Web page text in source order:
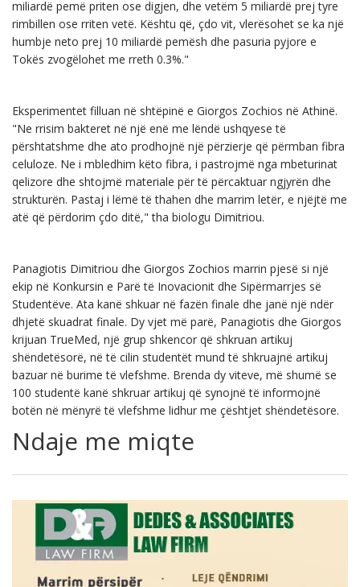
miliardë pemë priten ose digjen, dhe vetëm 5 miliardë prej tyre
rimbillen ose rriten vetë. Kështu që, çdo vit, vlerësohet se ka një
humbje neto prej 10 miliardë pemësh dhe pasuria pyjore e
Tokës zvogëlohet me rreth 0.3%."
Eksperimentet filluan në shtëpinë e Giorgos Zochios në Athinë.
"Ne rrisim bakteret në një enë me lëndë ushqyese të
përshtatshme dhe ato prodhojnë një përzierje që përmban fibra
celuloze. Ne i mbledhim këto fibra, i pastrojmë nga mbeturinat
qelizore dhe shtojmë materiale për të përcaktuar ngjyrën dhe
strukturën. Pastaj i lëmë të thahen dhe marrim letër, e njëjtë me
atë që përdorim çdo ditë," tha biologu Dimitriou.
Panagiotis Dimitriou dhe Giorgos Zochios marrin pjesë si një
ekip në Konkursin e Parë të Inovacionit dhe Sipërmarrjes së
Studentëve. Ata kanë shkuar në fazën finale dhe janë një ndër
dhjetë skuadrat finale. Dy vjet më parë, Panagiotis dhe Giorgos
krijuan TrueMed, një grup shkencor që shkruan artikuj
shëndetësorë, në të cilin studentët mund të shkruajnë artikuj
bazuar në burime të vlefshme. Brenda dy viteve, më shumë se
100 studentë kanë shkruar artikuj që synojnë të informojnë
botën në mënyrë të vlefshme lidhur me çështjet shëndetësore.
Ndaje me miqte